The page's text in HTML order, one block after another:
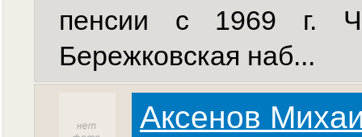
пенсии с 1969 г.
Бережковская наб...
Аксенов